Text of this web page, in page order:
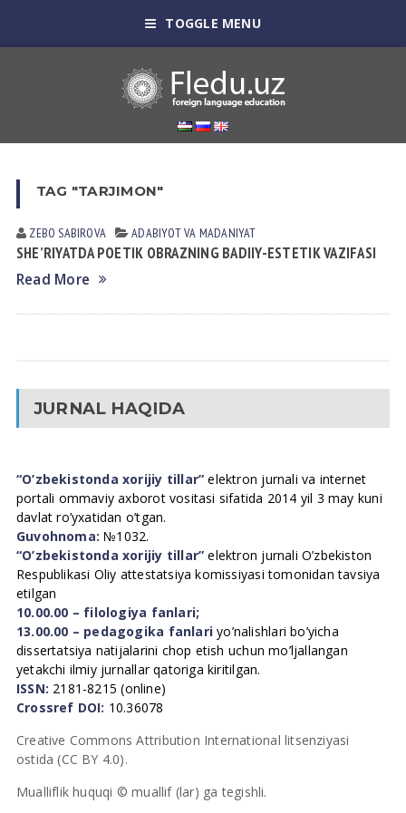
TOGGLE MENU
TAG "TARJIMON"
ZEBO SАBIROVА АDАBIYOT VА MАDАNIYAT
SHE’RIYATDA POETIK OBRAZNING BADIIY-ESTETIK VAZIFASI
Read More
JURNAL HAQIDA
“O’zbekistonda xorijiy tillar” elektron jurnali va internet
portali ommaviy axborot vositasi sifatida 2014 yil 3 may kuni
davlat ro’yxatidan o’tgan.
Guvohnoma: №1032.
“O’zbekistonda xorijiy tillar” elektron jurnali O’zbekiston
Respublikasi Oliy attestatsiya komissiyasi tomonidan tavsiya
etilgan
10.00.00 – filologiya fanlari;
13.00.00 – pedagogika fanlari yo’nalishlari bo’yicha
dissertatsiya natijalarini chop etish uchun mo’ljallangan
yetakchi ilmiy jurnallar qatoriga kiritilgan.
ISSN: 2181-8215 (online)
Crossref DOI: 10.36078
Creative Commons Attribution International litsenziyasi
ostida (CC BY 4.0).
Mualliflik huquqi © muallif (lar) ga tegishli.